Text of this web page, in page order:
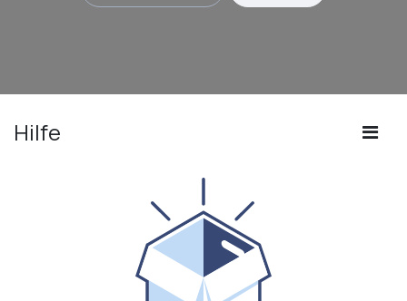
Hilfe